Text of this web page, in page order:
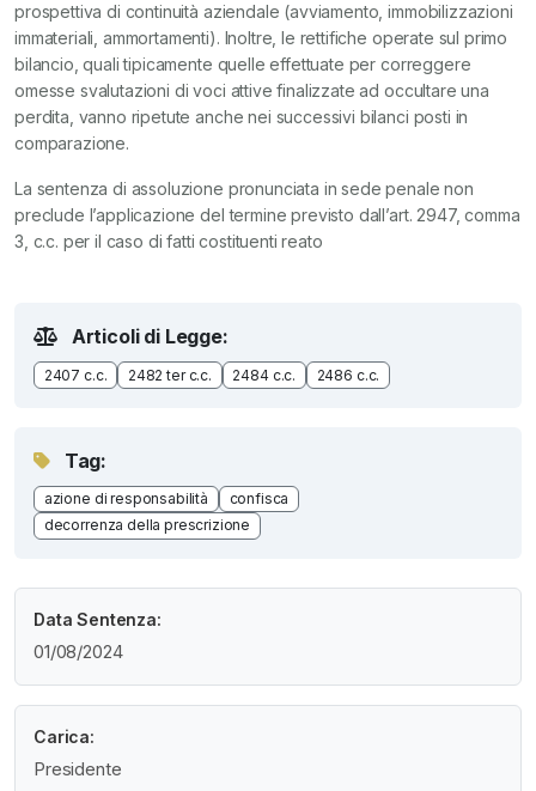
prospettiva di continuità aziendale (avviamento, immobilizzazioni
immateriali, ammortamenti). Inoltre, le rettifiche operate sul primo
bilancio, quali tipicamente quelle effettuate per correggere
omesse svalutazioni di voci attive finalizzate ad occultare una
perdita, vanno ripetute anche nei successivi bilanci posti in
comparazione.
La sentenza di assoluzione pronunciata in sede penale non
preclude l’applicazione del termine previsto dall’art. 2947, comma
3, c.c. per il caso di fatti costituenti reato
Articoli di Legge:
2407 c.c. 2482 ter c.c. 2484 c.c. 2486 c.c.
Tag:
azione di responsabilità
confisca
decorrenza della prescrizione
Data Sentenza:
01/08/2024
Carica:
Presidente